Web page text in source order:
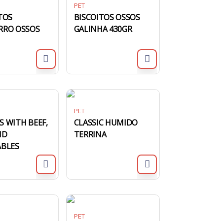
OSSOS
PET
BISCOITOS OSSOS
GALINHA 430GR
WITH BEEF,
PET
CLASSIC HUMIDO
TERRINA
PET